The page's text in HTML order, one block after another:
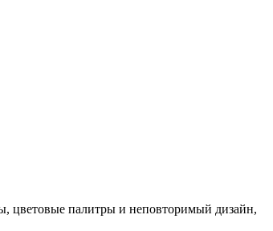
цветовые палитры и неповторимый дизайн,